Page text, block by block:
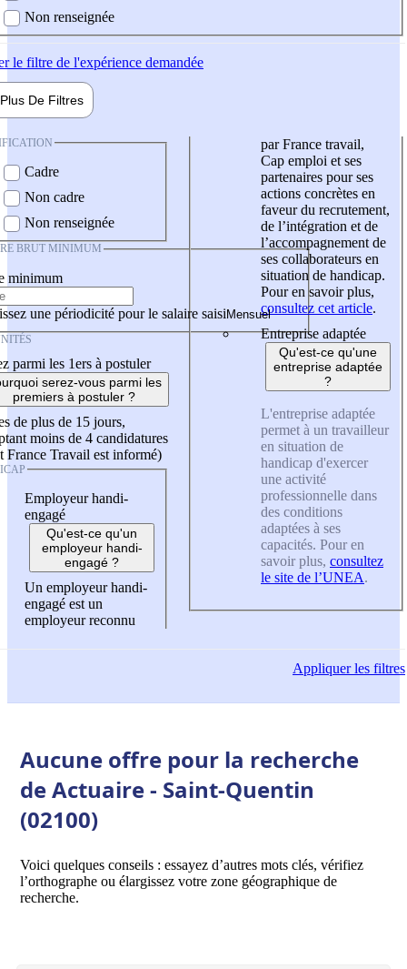
Non renseignée
le filtre de l'expérience demandée
Plus De Filtres
Cadre
Non cadre
Non renseignée
BRUT MINIMUM
minimum
une périodicité pour le salaire saisi
parmi les 1ers à postuler
serez-vous parmi les
premiers à postuler ?
de plus de 15 jours,
moins de 4 candidatures
France Travail est informé)
Employeur handi-
engagé
Qu'est-ce qu'un
employeur handi-
engagé ?
Un employeur handi-
engagé est un
employeur reconnu
par France travail,
Cap emploi et ses
partenaires pour ses
actions concrètes en
faveur du recrutement,
de l’intégration et de
l’accompagnement de
ses collaborateurs en
situation de handicap.
Pour en savoir plus,
consultez cet article.
Entreprise adaptée
Qu'est-ce qu'une
entreprise adaptée
?
L'entreprise adaptée
permet à un travailleur
en situation de
handicap d'exercer
une activité
professionnelle dans
des conditions
adaptées à ses
capacités. Pour en
savoir plus, consultez
le site de l’UNEA.
Appliquerles filtres
Aucune offre pour la recherche
de Actuaire - Saint-Quentin
(02100)
Voici quelques conseils : essayez d’autres mots clés, vérifiez
l’orthographe ou élargissez votre zone géographique de
recherche.